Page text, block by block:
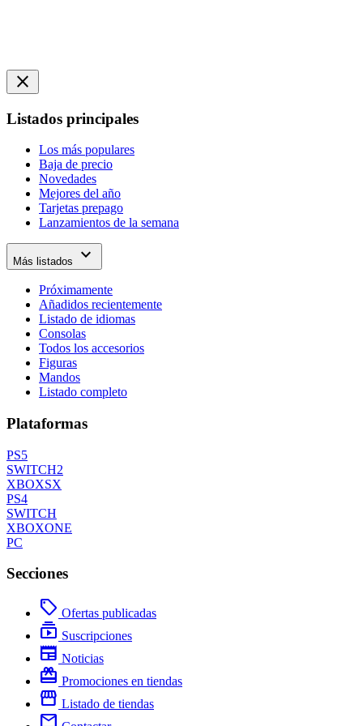
close
Listados principales
Los más populares
Baja de precio
Novedades
Mejores del año
Tarjetas prepago
Lanzamientos de la semana
Más listados expand_more
Próximamente
Añadidos recientemente
Listado de idiomas
Consolas
Todos los accesorios
Figuras
Mandos
Listado completo
Plataformas
PS5
SWITCH2
XBOXSX
PS4
SWITCH
XBOXONE
PC
Secciones
local_offer Ofertas publicadas
subscriptions Suscripciones
newspaper Noticias
redeem Promociones en tiendas
storefront Listado de tiendas
mail